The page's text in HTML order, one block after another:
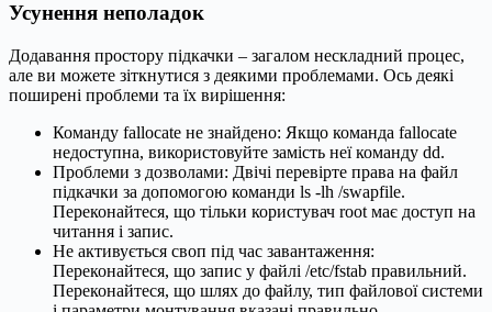
Усунення неполадок
Додавання простору підкачки – загалом нескладний процес,
але ви можете зіткнутися з деякими проблемами. Ось деякі
поширені проблеми та їх вирішення:
Команду fallocate не знайдено: Якщо команда fallocate
недоступна, використовуйте замість неї команду dd.
Проблеми з дозволами: Двічі перевірте права на файл
підкачки за допомогою команди ls -lh /swapfile.
Переконайтеся, що тільки користувач root має доступ на
читання і запис.
Не активується своп під час завантаження:
Переконайтеся, що запис у файлі /etc/fstab правильний.
Переконайтеся, що шлях до файлу, тип файлової системи